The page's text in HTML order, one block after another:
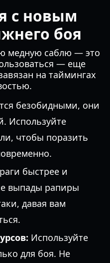
с новым
боя
медную саблю — это
— еще
на таймингах
безобидными, они
Используйте
чтобы поразить
быстрее и
выпады рапиры
давая вам
Используйте
для боя. Не